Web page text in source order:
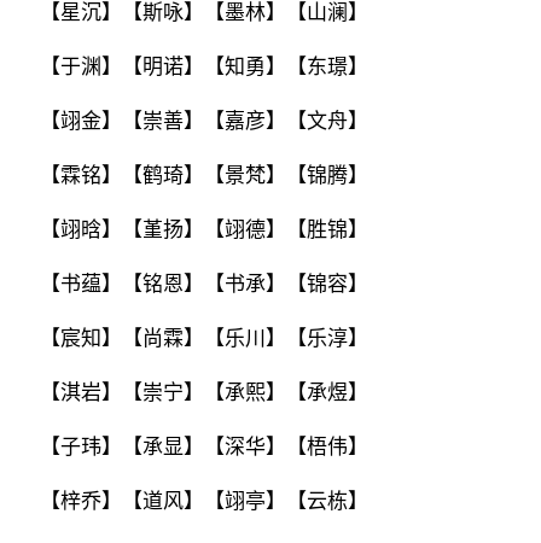
【星沉】【斯咏】【墨林】【山澜】
【于渊】【明诺】【知勇】【东璟】
【翊金】【崇善】【嘉彦】【文舟】
【霖铭】【鹤琦】【景梵】【锦腾】
【翊晗】【堇扬】【翊德】【胜锦】
【书蕴】【铭恩】【书承】【锦容】
【宸知】【尚霖】【乐川】【乐淳】
【淇岩】【崇宁】【承熙】【承煜】
【子玮】【承显】【深华】【梧伟】
【梓乔】【道风】【翊亭】【云栋】